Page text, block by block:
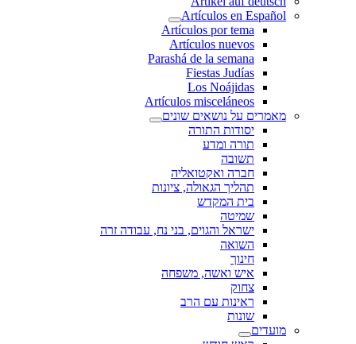
Artículos en Español
Artículos por tema
Artículos nuevos
Parashá de la semana
Fiestas Judías
Los Noájidas
Artículos misceláneos
מאמרים על נושאים שונים
יסודות התורה
תורה ומדע
תשובה
חברה ואקטואליה
תהליך הגאולה, ציונות
בית המקדש
שמיטה
ישראל והגוים, בני נח, עבודה זרה
השואה
חינוך
איש ואשה, משפחה
צחוק
ראינות עם הרב
שונות
מועדים